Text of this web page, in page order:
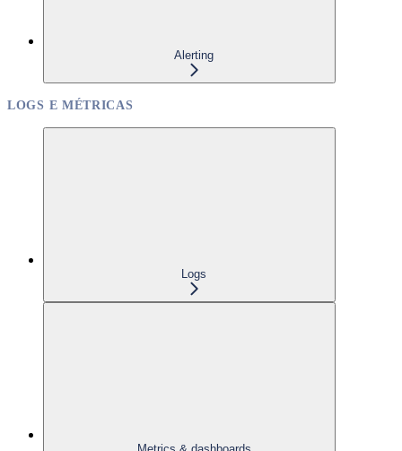
Alerting
LOGS E MÉTRICAS
Logs